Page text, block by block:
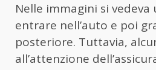
Nelle immagini si
entrare nell’auto e poi
posteriore. Tuttavia,
all’attenzione